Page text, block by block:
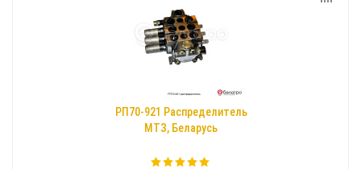
РП70-921 Распределитель
МТЗ, Беларусь